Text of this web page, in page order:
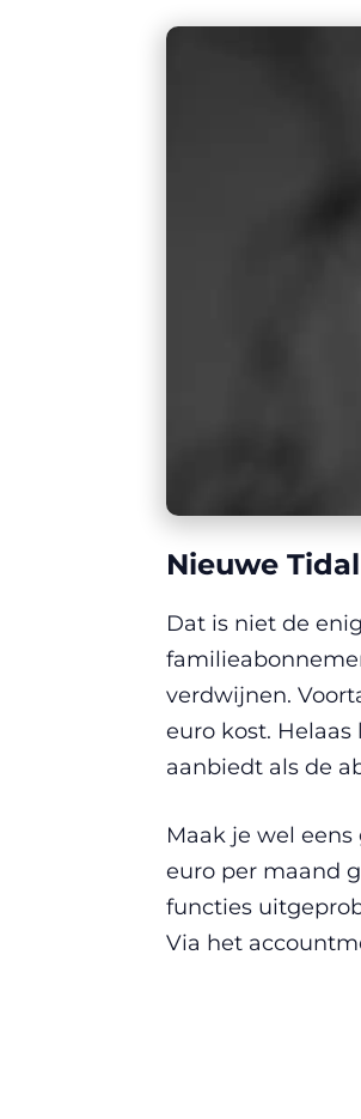
Nieuwe
Dat is niet de
verdwijnen.
euro kost.
aanbiedt als de
Maak je wel
euro per maand
functies
Via het